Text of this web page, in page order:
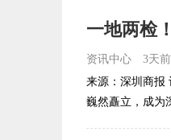
一地两检
资讯中心 3天前
来源：深圳商报
巍然矗立，成为